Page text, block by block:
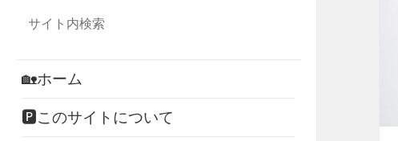
🏡ホーム
🅿このサイトについて